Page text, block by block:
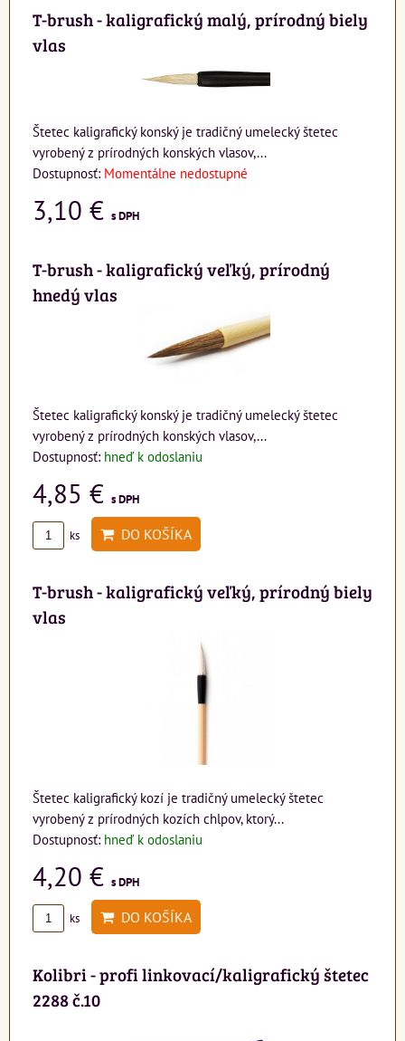
T-brush - kaligrafický malý, prírodný biely
vlas
Štetec kaligrafický konský je tradičný umelecký štetec
vyrobený z prírodných konských vlasov,...
Dostupnosť: Momentálne nedostupné
3,10 € s DPH
T-brush - kaligrafický veľký, prírodný
hnedý vlas
Štetec kaligrafický konský je tradičný umelecký štetec
vyrobený z prírodných konských vlasov,...
Dostupnosť: hneď k odoslaniu
4,85 € s DPH
ks DO KOŠÍKA
T-brush - kaligrafický veľký, prírodný biely
vlas
Štetec kaligrafický kozí je tradičný umelecký štetec
vyrobený z prírodných kozích chlpov, ktorý...
Dostupnosť: hneď k odoslaniu
4,20 € s DPH
ks DO KOŠÍKA
Kolibri - profi linkovací/kaligrafický štetec
2288 č.10